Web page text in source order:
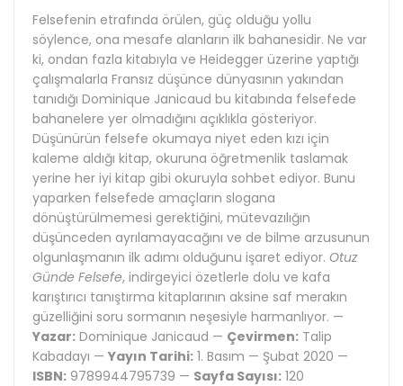
Felsefenin etrafında örülen, güç olduğu yollu
söylence, ona mesafe alanların ilk bahanesidir. Ne var
ki, ondan fazla kitabıyla ve Heidegger üzerine yaptığı
çalışmalarla Fransız düşünce dünyasının yakından
tanıdığı Dominique Janicaud bu kitabında felsefede
bahanelere yer olmadığını açıklıkla gösteriyor.
Düşünürün felsefe okumaya niyet eden kızı için
kaleme aldığı kitap, okuruna öğretmenlik taslamak
yerine her iyi kitap gibi okuruyla sohbet ediyor. Bunu
yaparken felsefede amaçların slogana
dönüştürülmemesi gerektiğini, mütevazılığın
düşünceden ayrılamayacağını ve de bilme arzusunun
olgunlaşmanın ilk adımı olduğunu işaret ediyor. Otuz
Günde Felsefe, indirgeyici özetlerle dolu ve kafa
karıştırıcı tanıştırma kitaplarının aksine saf merakın
güzelliğini soru sormanın neşesiyle harmanlıyor. —
Yazar: Dominique Janicaud — Çevirmen: Talip
Kabadayı — Yayın Tarihi: 1. Basım — Şubat 2020 —
ISBN: 9789944795739 — Sayfa Sayısı: 120